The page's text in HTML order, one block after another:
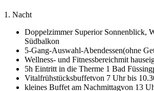
1. Nacht
Doppelzimmer Superior Sonnenblick,
Südbalkon
5-Gang-Auswahl-Abendessen(ohne
Wellness- und Fitnessbereichmit
5h Eintritt in die Therme 1 Bad Füssing
Vitalfrühstücksbuffetvon 7 Uhr bis
kleines Buffet am Nachmittagvon 13